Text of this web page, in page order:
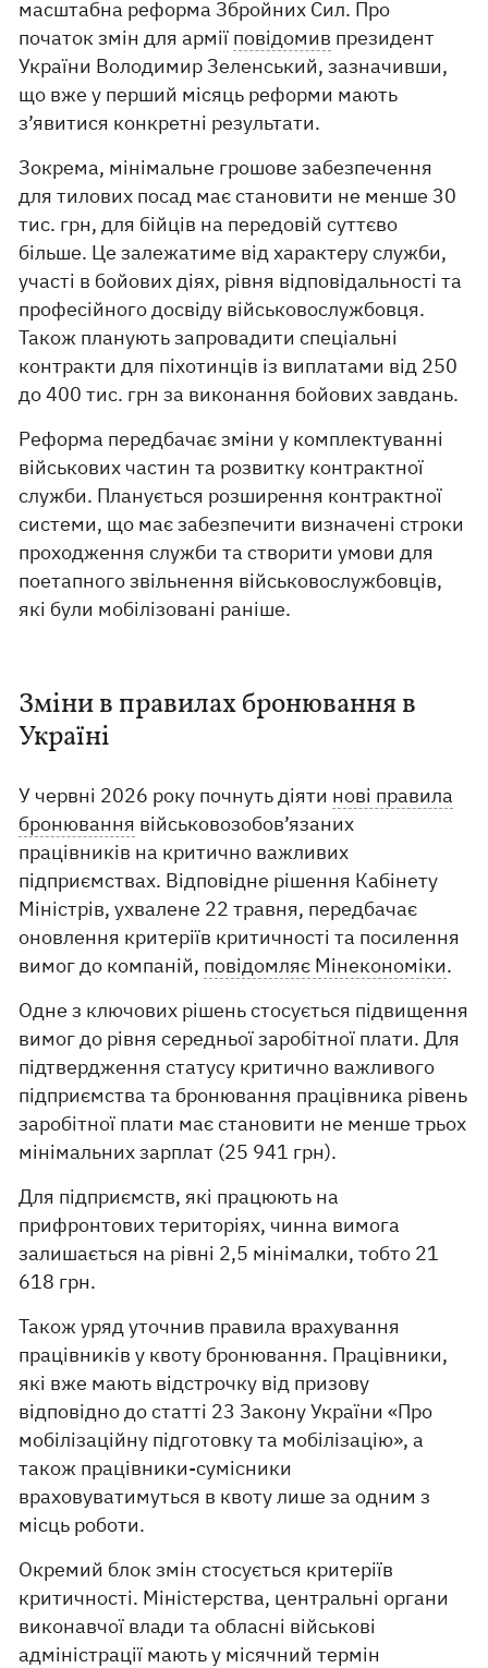
масштабна реформа Збройних Сил. Про
початок змін для армії повідомив президент
України Володимир Зеленський, зазначивши,
що вже у перший місяць реформи мають
з’явитися конкретні результати.
Зокрема, мінімальне грошове забезпечення
для тилових посад має становити не менше 30
тис. грн, для бійців на передовій суттєво
більше. Це залежатиме від характеру служби,
участі в бойових діях, рівня відповідальності та
професійного досвіду військовослужбовця.
Також планують запровадити спеціальні
контракти для піхотинців із виплатами від 250
до 400 тис. грн за виконання бойових завдань.
Реформа передбачає зміни у комплектуванні
військових частин та розвитку контрактної
служби. Планується розширення контрактної
системи, що має забезпечити визначені строки
проходження служби та створити умови для
поетапного звільнення військовослужбовців,
які були мобілізовані раніше.
Зміни в правилах бронювання в
Україні
У червні 2026 року почнуть діяти нові правила
бронювання військовозобов’язаних
працівників на критично важливих
підприємствах. Відповідне рішення Кабінету
Міністрів, ухвалене 22 травня, передбачає
оновлення критеріїв критичності та посилення
вимог до компаній, повідомляє Мінекономіки.
Одне з ключових рішень стосується підвищення
вимог до рівня середньої заробітної плати. Для
підтвердження статусу критично важливого
підприємства та бронювання працівника рівень
заробітної плати має становити не менше трьох
мінімальних зарплат (25 941 грн).
Для підприємств, які працюють на
прифронтових територіях, чинна вимога
залишається на рівні 2,5 мінімалки, тобто 21
618 грн.
Також уряд уточнив правила врахування
працівників у квоту бронювання. Працівники,
які вже мають відстрочку від призову
відповідно до статті 23 Закону України «Про
мобілізаційну підготовку та мобілізацію», а
також працівники-сумісники
враховуватимуться в квоту лише за одним з
місць роботи.
Окремий блок змін стосується критеріїв
критичності. Міністерства, центральні органи
виконавчої влади та обласні військові
адміністрації мають у місячний термін